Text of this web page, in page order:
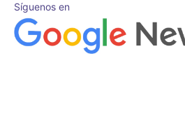
Síguenos en